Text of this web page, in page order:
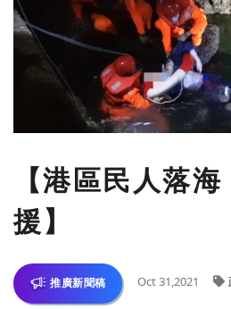
刊登
【港區民人落
援】
推廣新聞稿 Oct 31,2021